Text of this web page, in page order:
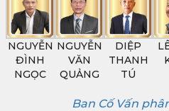
NGUYỄN
ĐÌNH
NGỌC
NGUYỄN
VĂN
QUẢNG
DIỆP
THANH
TÚ
Ban Cố Vấn